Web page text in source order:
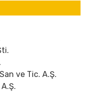
ve Tic. A.Ş.